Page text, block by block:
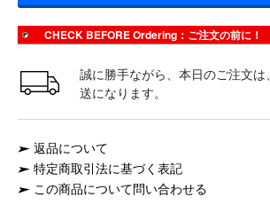
CHECK BEFORE Ordering：ご注文の前に！
誠に勝手ながら、本日のご注文は、
送になります。
返品について
特定商取引法に基づく表記
この商品について問い合わせる